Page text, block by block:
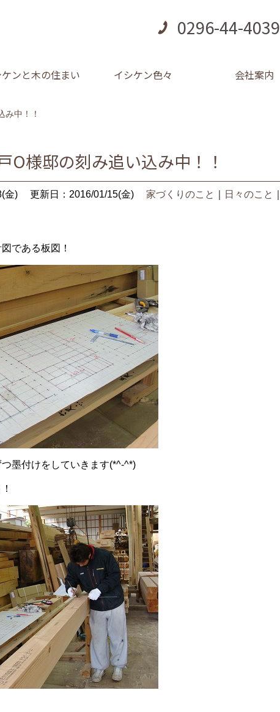
0296-44-4039
ンと木の住まい イシケン色々 会社案内
み中！！
O様邸の刻み追い込み中！！
金) 更新日：2016/01/15(金) 家づくりのこと 日々のこと
である板図！
墨付けをしていきます(*^-^*)